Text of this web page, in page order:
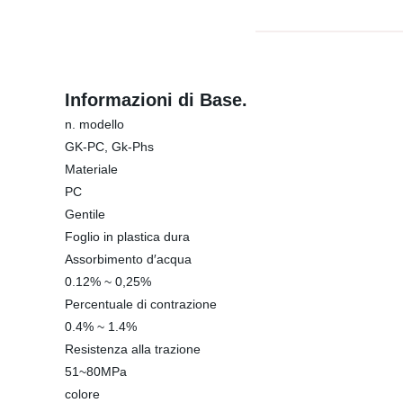
Informazioni di Base.
n. modello
GK-PC, Gk-Phs
Materiale
PC
Gentile
Foglio in plastica dura
Assorbimento d′acqua
0.12% ~ 0,25%
Percentuale di contrazione
0.4% ~ 1.4%
Resistenza alla trazione
51~80MPa
colore